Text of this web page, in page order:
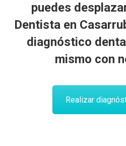
puedes
Dentista en
diagnóstico
mismo con
Realizar